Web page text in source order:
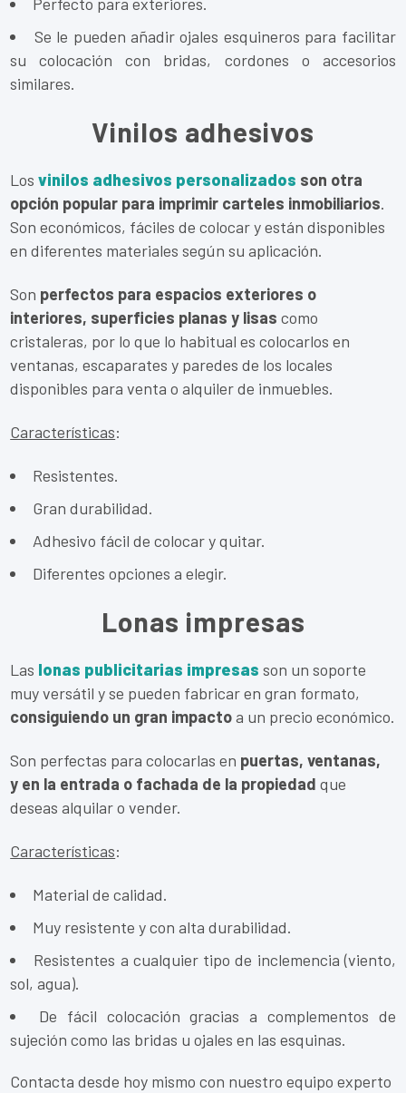
Se le pueden añadir ojales esquineros para facilitar
su colocación con bridas, cordones o accesorios
similares.
Vinilos adhesivos
Losvinilos adhesivos personalizados son otra
opción popular para imprimir carteles inmobiliarios.
Son económicos, fáciles de colocar y están disponibles
en diferentes materiales según su aplicación.
Son perfectos para espacios exteriores o
interiores, superficies planas y lisascomo
cristaleras, por lo que lo habitual es colocarlos en
ventanas, escaparates y paredes de los locales
disponibles para venta o alquiler de inmuebles.
Características:
Resistentes.
Gran durabilidad.
Adhesivo fácil de colocar y quitar.
Diferentes opciones a elegir.
Lonas impresas
Las lonas publicitarias impresas son un soporte
muy versátil y se pueden fabricar en gran formato,
consiguiendo un gran impactoa un precio económico.
Son perfectas para colocarlas en puertas, ventanas,
y en la entrada o fachada de la propiedad que
deseas alquilar o vender.
Características:
Material de calidad.
Muy resistente y con alta durabilidad.
Resistentes a cualquier tipo de inclemencia (viento,
sol, agua).
De fácil colocación gracias a complementos de
sujeción como las bridas u ojales en las esquinas.
Contacta desde hoy mismo con nuestro equipo experto